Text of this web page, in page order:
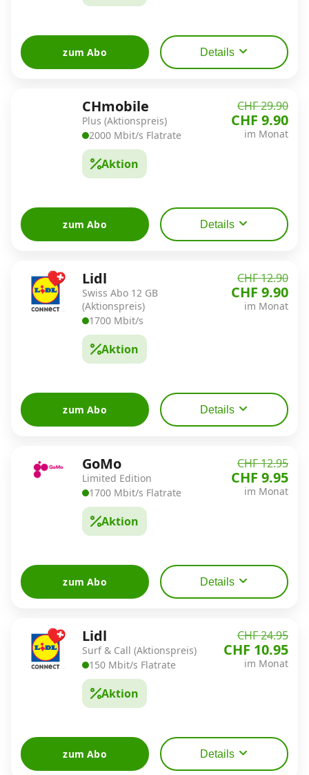
Forum
AGB·Impressum
zum Abo Details
CHmobile
Plus (Aktionspreis)
2000 Mbit/s Flatrate
Aktion
CHF 29.90
CHF 9.90
im Monat
zum Abo Details
Lidl
Swiss Abo 12 GB
(Aktionspreis)
1700 Mbit/s
Aktion
CHF 12.90
CHF 9.90
im Monat
zum Abo Details
GoMo
Limited Edition
1700 Mbit/s Flatrate
Aktion
CHF 12.95
CHF 9.95
im Monat
zum Abo Details
Lidl
Surf & Call (Aktionspreis)
150 Mbit/s Flatrate
Aktion
CHF 24.95
CHF 10.95
im Monat
zum Abo Details